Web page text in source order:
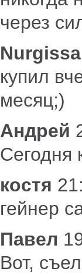
через
Nurgissa
купил
месяц;)
Андрей
Сегодня
костя
гейнер
Павел
Вот,